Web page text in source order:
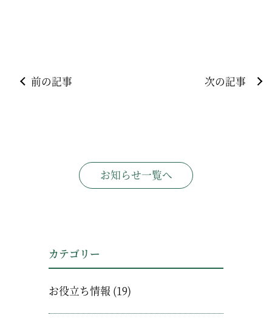
前の記事 次の記事
お知らせ一覧へ
カテゴリー
お役立ち情報 (19)